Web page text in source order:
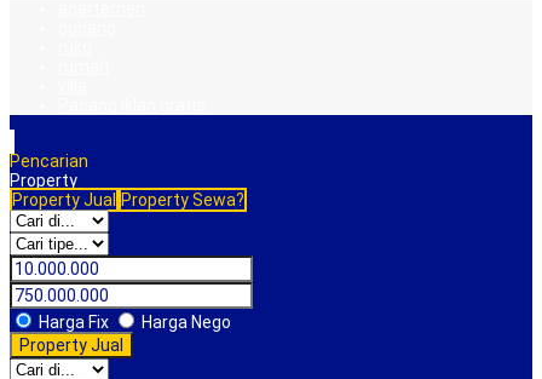
Pencarian
Property
Property Jual Property Sewa?
Harga Fix
Harga Nego
Property Jual